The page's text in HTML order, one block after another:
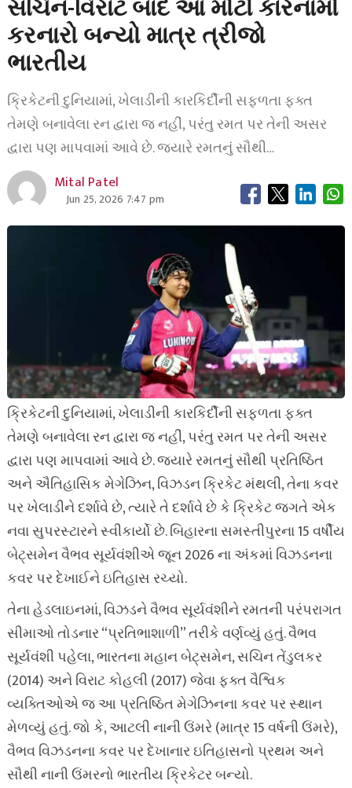
સચિન-વિરાટ બાદ આ મોટો કારનામો
કરનારો બન્યો માત્ર ત્રીજો
ભારતીય
ક્રિકેટની દુનિયામાં, ખેલાડીની કારકિર્દીની સફળતા ફક્ત
તેમણે બનાવેલા રન દ્વારા જ નહીં, પરંતુ રમત પર તેની અસર
દ્વારા પણ માપવામાં આવે છે. જ્યારે રમતનું સૌથી…
Mital Patel
Jun 25, 2026 7:47 pm
ક્રિકેટની દુનિયામાં, ખેલાડીની કારકિર્દીની સફળતા ફક્ત
તેમણે બનાવેલા રન દ્વારા જ નહીં, પરંતુ રમત પર તેની અસર
દ્વારા પણ માપવામાં આવે છે. જ્યારે રમતનું સૌથી પ્રતિષ્ઠિત
અને ઐતિહાસિક મેગેઝિન, વિઝડન ક્રિકેટ મંથલી, તેના કવર
પર ખેલાડીને દર્શાવે છે, ત્યારે તે દર્શાવે છે કે ક્રિકેટ જગતે એક
નવા સુપરસ્ટારને સ્વીકાર્યો છે. બિહારના સમસ્તીપુરના 15 વર્ષીય
બેટ્સમેન વૈભવ સૂર્યવંશીએ જૂન 2026 ના અંકમાં વિઝડનના
કવર પર દેખાઈને ઇતિહાસ રચ્યો.
તેના હેડલાઇનમાં, વિઝડને વૈભવ સૂર્યવંશીને રમતની પરંપરાગત
સીમાઓ તોડનાર “પ્રતિભાશાળી” તરીકે વર્ણવ્યું હતું. વૈભવ
સૂર્યવંશી પહેલા, ભારતના મહાન બેટ્સમેન, સચિન તેંડુલકર
(2014) અને વિરાટ કોહલી (2017) જેવા ફક્ત વૈશ્વિક
વ્યક્તિઓએ જ આ પ્રતિષ્ઠિત મેગેઝિનના કવર પર સ્થાન
મેળવ્યું હતું. જો કે, આટલી નાની ઉંમરે (માત્ર 15 વર્ષની ઉંમરે),
વૈભવ વિઝડનના કવર પર દેખાનાર ઇતિહાસનો પ્રથમ અને
સૌથી નાની ઉંમરનો ભારતીય ક્રિકેટર બન્યો.